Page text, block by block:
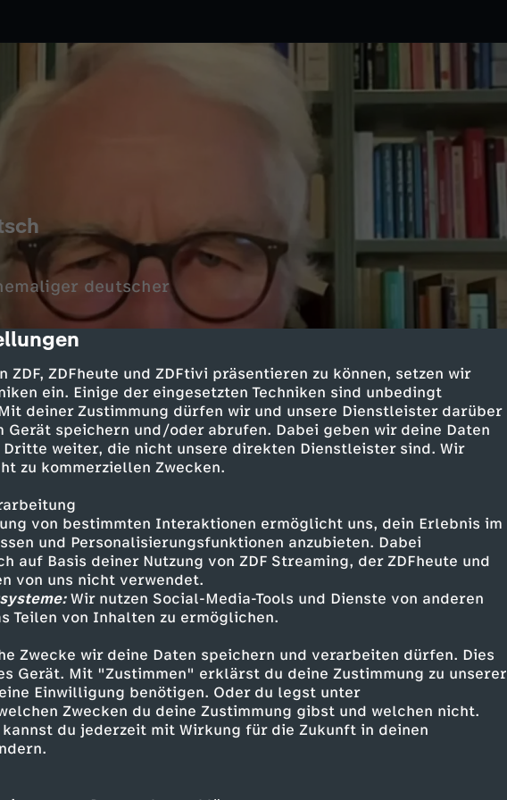
ZDF, ZDFheute und ZDFtivi präsentieren zu können, setzen wir
ein. Einige der eingesetzten Techniken sind unbedingt
deiner Zustimmung dürfen wir und unsere Dienstleister darüber
Gerät speichern und/oder abrufen. Dabei geben wir deine Daten
weiter, die nicht unsere direkten Dienstleister sind. Wir
zu kommerziellen Zwecken.
von bestimmten Interaktionen ermöglicht uns, dein Erlebnis im
und Personalisierungsfunktionen anzubieten. Dabei
auf Basis deiner Nutzung von ZDF Streaming, der ZDFheute und
von uns nicht verwendet.
Wir nutzen Social-Media-Tools und Dienste von anderen
Teilen von Inhalten zu ermöglichen.
Zwecke wir deine Daten speichern und verarbeiten dürfen. Dies
Gerät. Mit "Zustimmen" erklärst du deine Zustimmung zu unserer
Einwilligung benötigen. Oder du legst unter
Zwecken du deine Zustimmung gibst und welchen nicht.
du jederzeit mit Wirkung für die Zukunft in deinen
deutscher
entdecken
phoenix tagesgespräch